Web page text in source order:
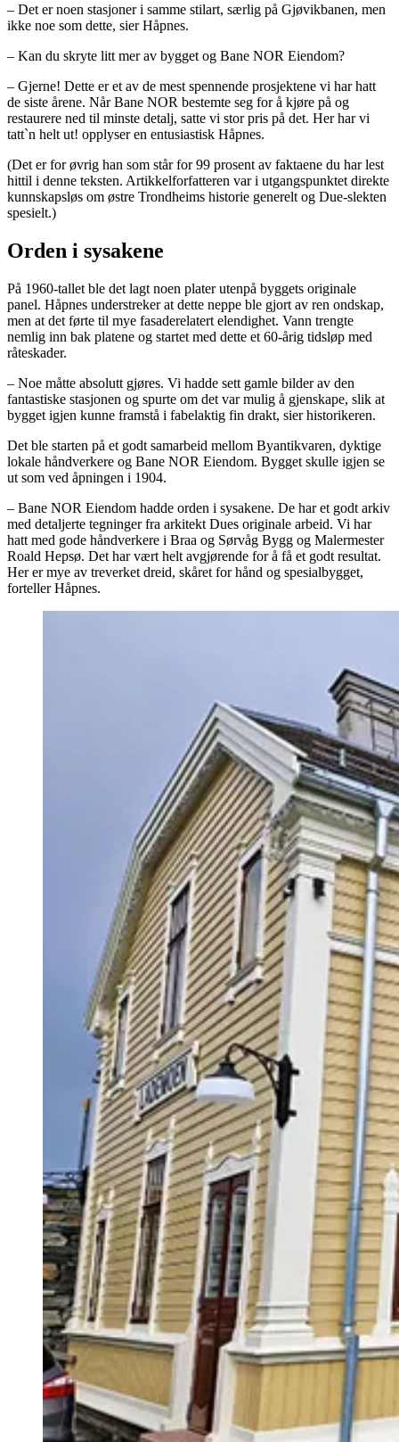
– Det er noen stasjoner i samme stilart, særlig på Gjøvikbanen, men
ikke noe som dette, sier Håpnes.
– Kan du skryte litt mer av bygget og Bane NOR Eiendom?
– Gjerne! Dette er et av de mest spennende prosjektene vi har hatt
de siste årene. Når Bane NOR bestemte seg for å kjøre på og
restaurere ned til minste detalj, satte vi stor pris på det. Her har vi
tatt`n helt ut! opplyser en entusiastisk Håpnes.
(Det er for øvrig han som står for 99 prosent av faktaene du har lest
hittil i denne teksten. Artikkelforfatteren var i utgangspunktet direkte
kunnskapsløs om østre Trondheims historie generelt og Due-slekten
spesielt.)
Orden i sysakene
På 1960-tallet ble det lagt noen plater utenpå byggets originale
panel. Håpnes understreker at dette neppe ble gjort av ren ondskap,
men at det førte til mye fasaderelatert elendighet. Vann trengte
nemlig inn bak platene og startet med dette et 60-årig tidsløp med
råteskader.
– Noe måtte absolutt gjøres. Vi hadde sett gamle bilder av den
fantastiske stasjonen og spurte om det var mulig å gjenskape, slik at
bygget igjen kunne framstå i fabelaktig fin drakt, sier historikeren.
Det ble starten på et godt samarbeid mellom Byantikvaren, dyktige
lokale håndverkere og Bane NOR Eiendom. Bygget skulle igjen se
ut som ved åpningen i 1904.
– Bane NOR Eiendom hadde orden i sysakene. De har et godt arkiv
med detaljerte tegninger fra arkitekt Dues originale arbeid. Vi har
hatt med gode håndverkere i Braa og Sørvåg Bygg og Malermester
Roald Hepsø. Det har vært helt avgjørende for å få et godt resultat.
Her er mye av treverket dreid, skåret for hånd og spesialbygget,
forteller Håpnes.